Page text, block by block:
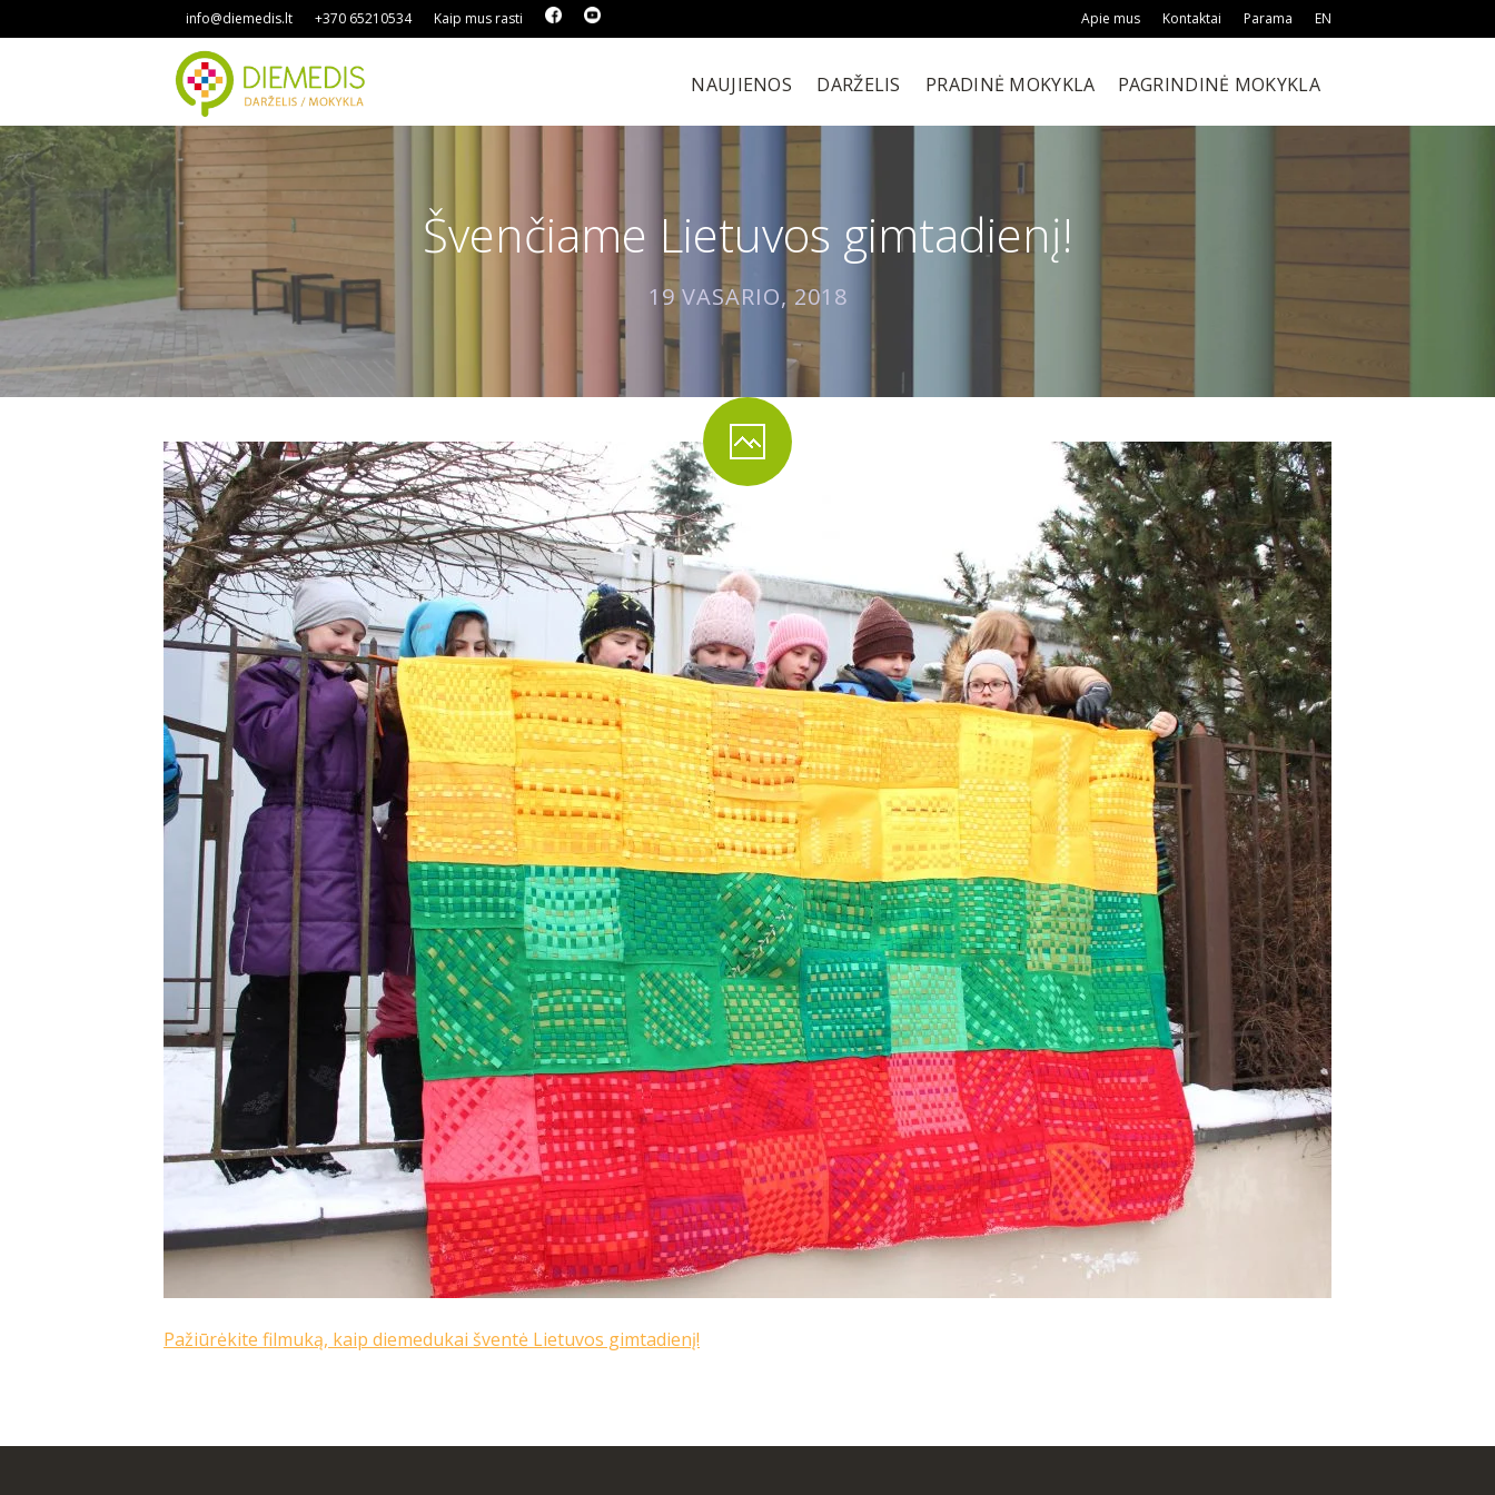
info@diemedis.lt +370 65210534 Kaip mus rasti Apie mus Kontaktai Parama EN
NAUJIENOS DARŽELIS PRADINĖ MOKYKLA PAGRINDINĖ MOKYKLA
Švenčiame Lietuvos gimtadienį!
19 VASARIO, 2018
Pažiūrėkite filmuką, kaip diemedukai šventė Lietuvos gimtadienį!